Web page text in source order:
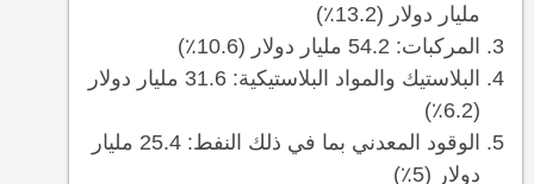
مليار دولار (13.2٪)
المركبات: 54.2 مليار دولار (10.6٪)
البلاستيك والمواد البلاستيكية: 31.6 مليار دولار
(6.2٪)
الوقود المعدني بما في ذلك النفط: 25.4 مليار
دولار (5٪)